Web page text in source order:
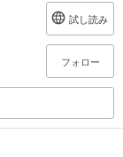
試し読み
フォロー